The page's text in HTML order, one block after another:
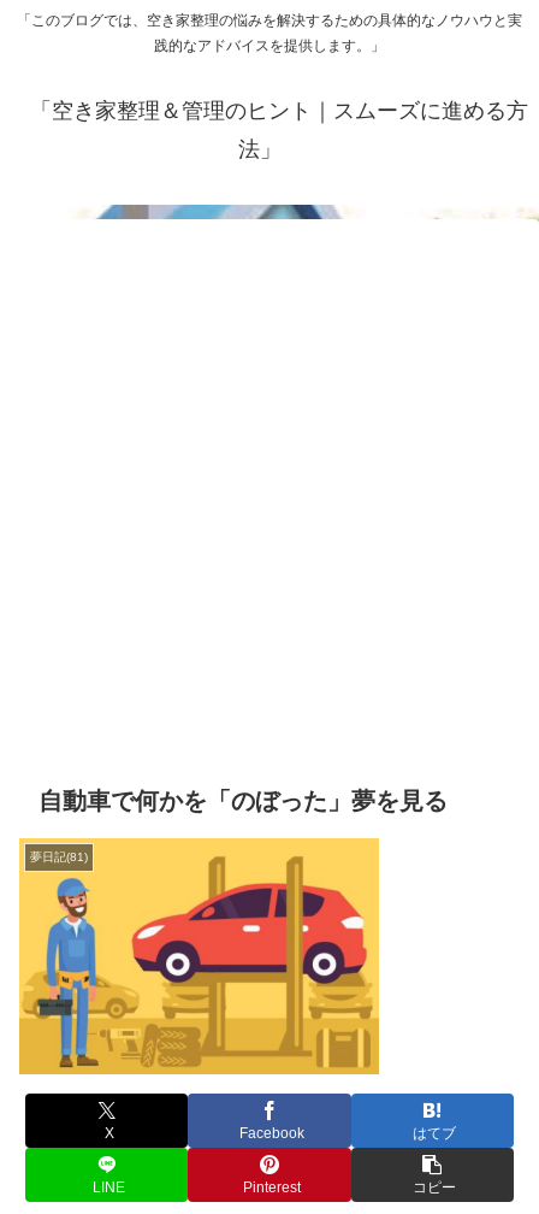
「このブログでは、空き家整理の悩みを解決するための具体的なノウハウと実
践的なアドバイスを提供します。」
「空き家整理＆管理のヒント｜スムーズに進める方
法」
自動車で何かを「のぼった」夢を見る
夢日記(81)
X Facebook はてブ
LINE Pinterest コピー